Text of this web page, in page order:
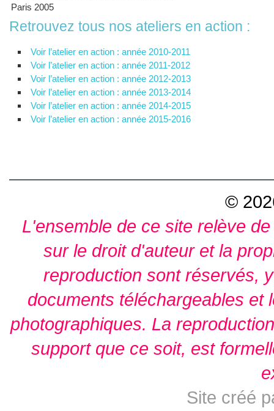
Paris 2005
Retrouvez tous nos ateliers en action :
Voir l’atelier en action : année 2010-2011
Voir l’atelier en action : année 2011-2012
Voir l’atelier en action : année 2012-2013
Voir l’atelier en action : année 2013-2014
Voir l’atelier en action : année 2014-2015
Voir l’atelier en action : année 2015-2016
©
L'ensemble de ce site relève
sur le droit d'auteur et la
reproduction sont réservés,
documents téléchargeables et
photographiques. La
support que ce soit, est
Site créé